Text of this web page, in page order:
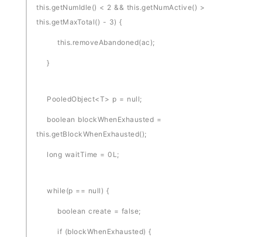
this.getNumIdle() < 2 && this.getNumActive() >
this.getMaxTotal() - 3) {
this.removeAbandoned(ac);
}
PooledObject<T> p = null;
boolean blockWhenExhausted =
this.getBlockWhenExhausted();
long waitTime = 0L;
while(p == null) {
boolean create = false;
if (blockWhenExhausted) {